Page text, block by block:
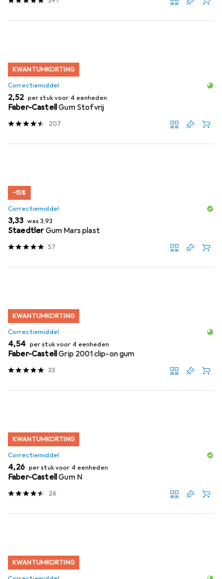
KWANTUMKORTING
Correctiemiddel
EUR
2,52 per stuk voor 4 eenheden
Faber-CastellGum Stofvrij
207
−15%
Correctiemiddel
EUR
3,33 wasEUR
3,93
StaedtlerGum Mars plast
57
KWANTUMKORTING
Correctiemiddel
EUR
4,54 per stuk voor 4 eenheden
Faber-CastellGrip 2001 clip-on gum
33
KWANTUMKORTING
Correctiemiddel
EUR
4,26 per stuk voor 4 eenheden
Faber-CastellGum N
26
KWANTUMKORTING